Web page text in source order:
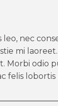
nec
mi
Morbi odio
felis lobortis